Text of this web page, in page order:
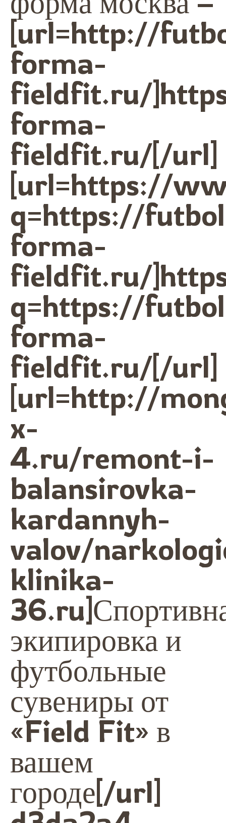
[url=http://
forma-
fieldfit.ru/
forma-
fieldfit.ru/[/url]
[url=https://
q=https://
forma-
fieldfit.ru/
q=https://
forma-
fieldfit.ru/[/url]
[url=http://
x-
4.ru/remont-i-
balansirovka-
kardannyh-
valov/
klinika-
экипировка и
футбольные
сувениры от
«Field Fit» в
вашем
городе[/url]